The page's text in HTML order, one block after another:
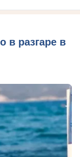
в разгаре в